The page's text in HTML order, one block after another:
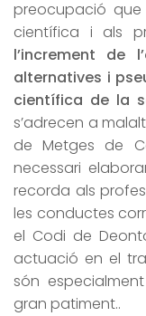
preocupació
científica i als
l’increment de
alternatives i
científica de la
s’adrecen a
de Metges de
necessari
recorda als
les conductes
el Codi de
actuació en el
són
gran patiment..